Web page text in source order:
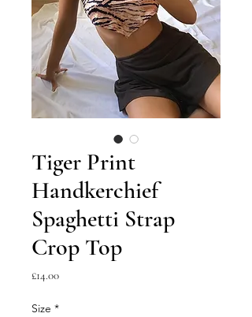
Tiger Print
Handkerchief
Spaghetti Strap
Crop Top
£14.00ราคา
Size *